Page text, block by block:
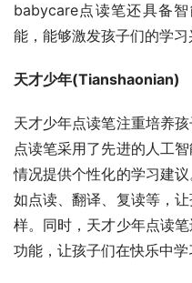
babycare点读笔还具备
能，能够激发孩子们的学习
天才少年(Tianshaonian)
天才少年点读笔注重培养
点读笔采用了先进的人工
情况提供个性化的学习建
如点读、翻译、复读等，
样。同时，天才少年点读
功能，让孩子们在快乐中学